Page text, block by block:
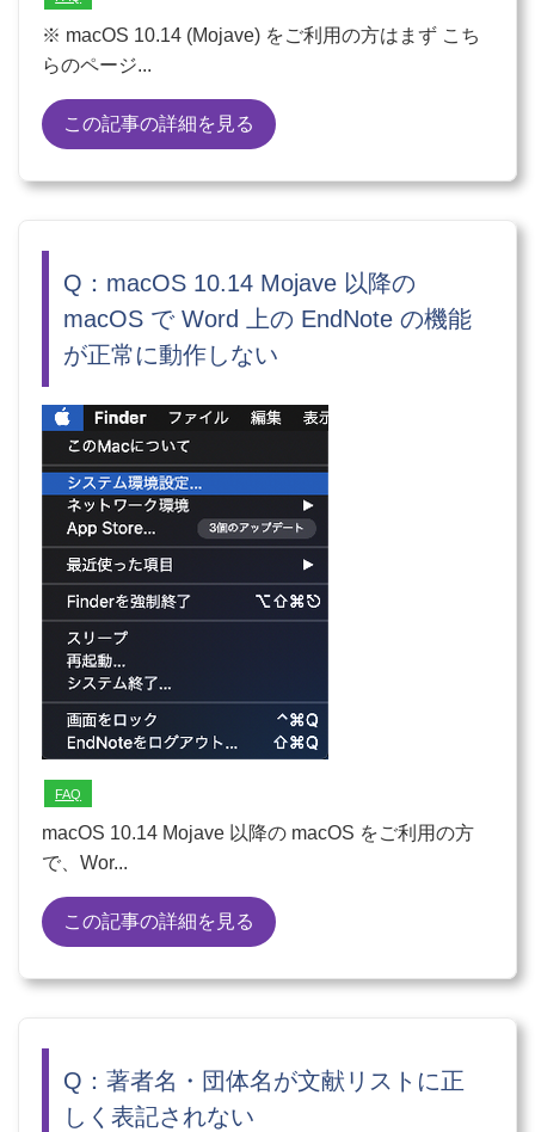
※ macOS 10.14 (Mojave) をご利用の方はまず こち
らのページ...
この記事の詳細を見る
Q：macOS 10.14 Mojave 以降の
macOS で Word 上の EndNote の機能
が正常に動作しない
FAQ
macOS 10.14 Mojave 以降の macOS をご利用の方
で、Wor...
この記事の詳細を見る
Q：著者名・団体名が文献リストに正
しく表記されない